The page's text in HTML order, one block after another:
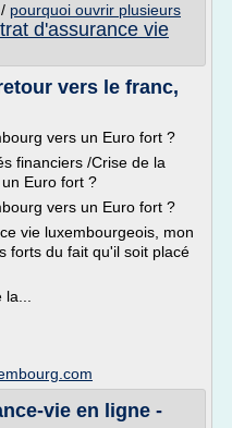
/ pourquoi ouvrir plusieurs
d'assurance vie
vers le franc,
vers un Euro fort ?
financiers /Crise de la
Euro fort ?
vers un Euro fort ?
vie luxembourgeois, mon
forts du fait qu'il soit placé
vie en ligne -